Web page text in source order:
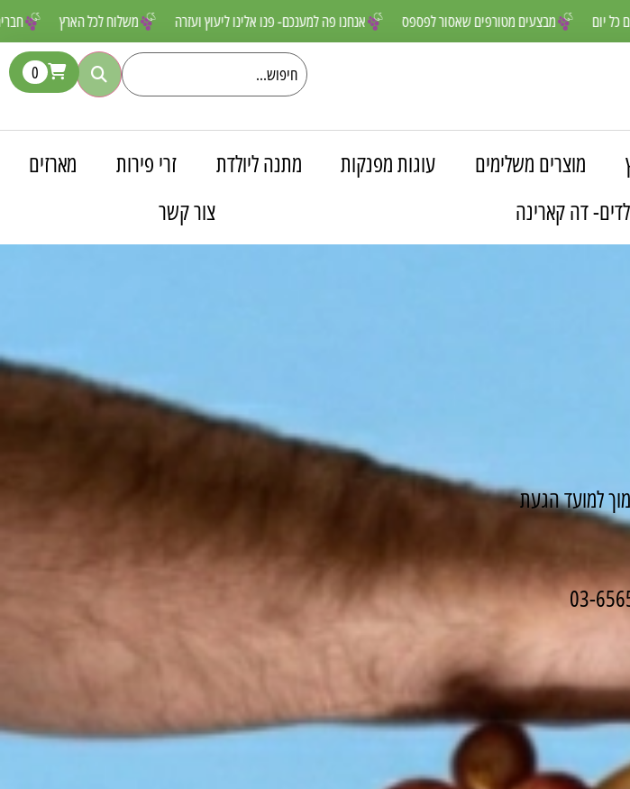
משלוח לכל אנחנו פה למענכם- פנו אלינו ליעוץ ועזרה מבצעים מטורפים שאסור לפספס פרימיום טריים כל יום
0
מוצרים משלימים עוגות מפנקות מתנה ליולדת זרי פירות
מארזים
דה קארינה צור קשר
למועד הגעת